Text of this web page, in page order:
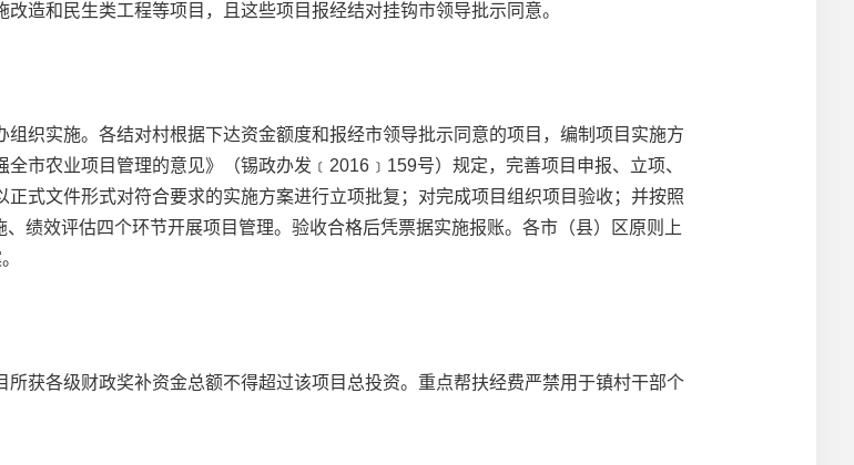
和民生类工程等项目，且这些项目报经结对挂钩市领导批示同意。
实施。各结对村根据下达资金额度和报经市领导批示同意的项目，编制项目实施方
市农业项目管理的意见》（锡政办发﹝2016﹞159号）规定，完善项目申报、立项、
式文件形式对符合要求的实施方案进行立项批复；对完成项目组织项目验收；并按照
绩效评估四个环节开展项目管理。验收合格后凭票据实施报账。各市（县）区原则上
各级财政奖补资金总额不得超过该项目总投资。重点帮扶经费严禁用于镇村干部个